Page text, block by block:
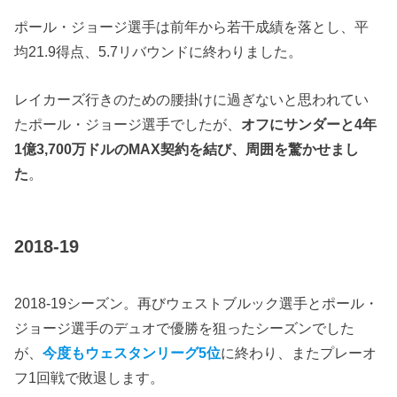
ポール・ジョージ選手は前年から若干成績を落とし、平
均21.9得点、5.7リバウンドに終わりました。
レイカーズ行きのための腰掛けに過ぎないと思われてい
たポール・ジョージ選手でしたが、 オフにサンダーと4年
1億3,700万ドルのMAX契約を結び、周囲を驚かせまし
た。
2018-19
2018-19シーズン。再びウェストブルック選手とポール・
ジョージ選手のデュオで優勝を狙ったシーズンでした
が、今度もウェスタンリーグ5位に終わり、またプレーオ
フ1回戦で敗退します。